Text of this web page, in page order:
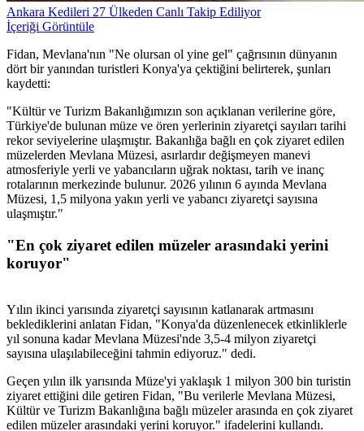
Ankara Kedileri 27 Ülkeden Canlı Takip Ediliyor
İçeriği Görüntüle
Fidan, Mevlana'nın "Ne olursan ol yine gel" çağrısının dünyanın
dört bir yanından turistleri Konya'ya çektiğini belirterek, şunları
kaydetti:
"Kültür ve Turizm Bakanlığımızın son açıklanan verilerine göre,
Türkiye'de bulunan müze ve ören yerlerinin ziyaretçi sayıları tarihi
rekor seviyelerine ulaşmıştır. Bakanlığa bağlı en çok ziyaret edilen
müzelerden Mevlana Müzesi, asırlardır değişmeyen manevi
atmosferiyle yerli ve yabancıların uğrak noktası, tarih ve inanç
rotalarının merkezinde bulunur. 2026 yılının 6 ayında Mevlana
Müzesi, 1,5 milyona yakın yerli ve yabancı ziyaretçi sayısına
ulaşmıştır."
"En çok ziyaret edilen müzeler arasındaki yerini
koruyor"
Yılın ikinci yarısında ziyaretçi sayısının katlanarak artmasını
beklediklerini anlatan Fidan, "Konya'da düzenlenecek etkinliklerle
yıl sonuna kadar Mevlana Müzesi'nde 3,5-4 milyon ziyaretçi
sayısına ulaşılabileceğini tahmin ediyoruz." dedi.
Geçen yılın ilk yarısında Müze'yi yaklaşık 1 milyon 300 bin turistin
ziyaret ettiğini dile getiren Fidan, "Bu verilerle Mevlana Müzesi,
Kültür ve Turizm Bakanlığına bağlı müzeler arasında en çok ziyaret
edilen müzeler arasındaki yerini koruyor." ifadelerini kullandı.